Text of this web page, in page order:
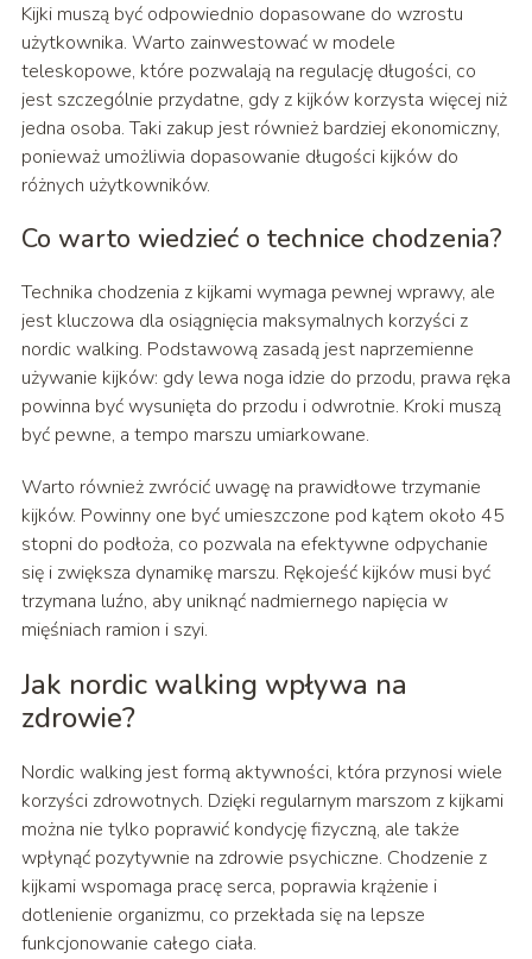
Kijki muszą być odpowiednio dopasowane do wzrostu
użytkownika. Warto zainwestować w modele
teleskopowe, które pozwalają na regulację długości, co
jest szczególnie przydatne, gdy z kijków korzysta więcej niż
jedna osoba. Taki zakup jest również bardziej ekonomiczny,
ponieważ umożliwia dopasowanie długości kijków do
różnych użytkowników.
Co warto wiedzieć o technice chodzenia?
Technika chodzenia z kijkami wymaga pewnej wprawy, ale
jest kluczowa dla osiągnięcia maksymalnych korzyści z
nordic walking. Podstawową zasadą jest naprzemienne
używanie kijków: gdy lewa noga idzie do przodu, prawa ręka
powinna być wysunięta do przodu i odwrotnie. Kroki muszą
być pewne, a tempo marszu umiarkowane.
Warto również zwrócić uwagę na prawidłowe trzymanie
kijków. Powinny one być umieszczone pod kątem około 45
stopni do podłoża, co pozwala na efektywne odpychanie
się i zwiększa dynamikę marszu. Rękojeść kijków musi być
trzymana luźno, aby uniknąć nadmiernego napięcia w
mięśniach ramion i szyi.
Jak nordic walking wpływa na
zdrowie?
Nordic walking jest formą aktywności, która przynosi wiele
korzyści zdrowotnych. Dzięki regularnym marszom z kijkami
można nie tylko poprawić kondycję fizyczną, ale także
wpłynąć pozytywnie na zdrowie psychiczne. Chodzenie z
kijkami wspomaga pracę serca, poprawia krążenie i
dotlenienie organizmu, co przekłada się na lepsze
funkcjonowanie całego ciała.